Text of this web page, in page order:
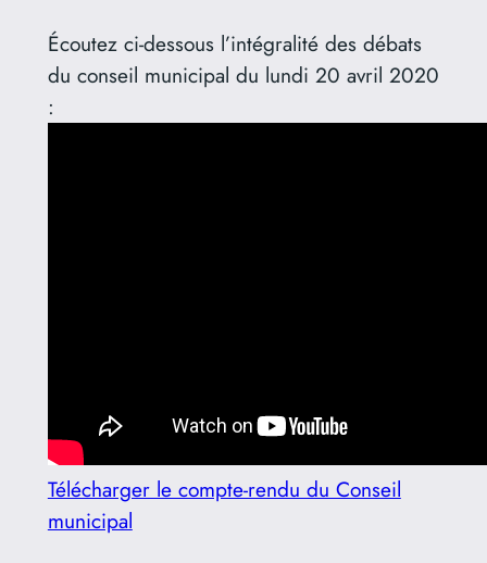
Écoutez ci-dessous l’intégralité des débats
du conseil municipal du lundi 20 avril 2020
:
Télécharger le compte-rendu du Conseil
municipal